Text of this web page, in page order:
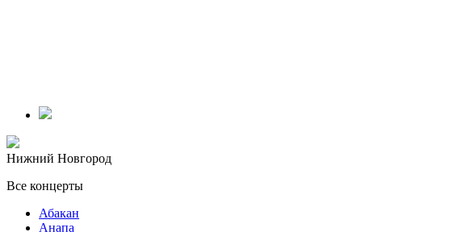
Нижний Новгород
Все концерты
Абакан
Анапа